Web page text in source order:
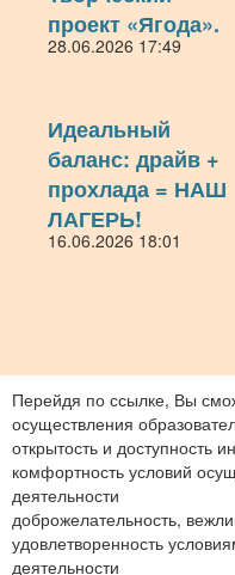
проект «Ягода».
28.06.2026 17:49
Идеальный
баланс: драйв +
прохлада = НАШ
ЛАГЕРЬ!
16.06.2026 18:01
Перейдя по ссылке, Вы
осуществления
открытость и доступность
комфортность условий
деятельности
доброжелательность,
удовлетворенность
деятельности